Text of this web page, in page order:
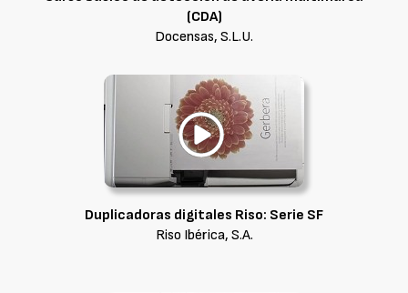
(CDA)
Docensas, S.L.U.
Duplicadoras digitales Riso: Serie SF
Riso Ibérica, S.A.